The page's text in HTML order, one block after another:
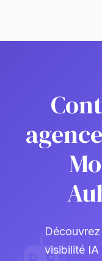
visibilité IA